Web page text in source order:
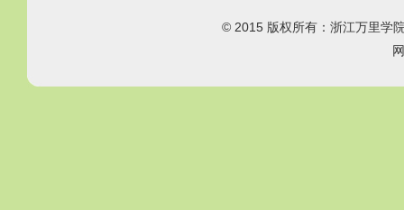
© 2015 版权所有：浙江万里学